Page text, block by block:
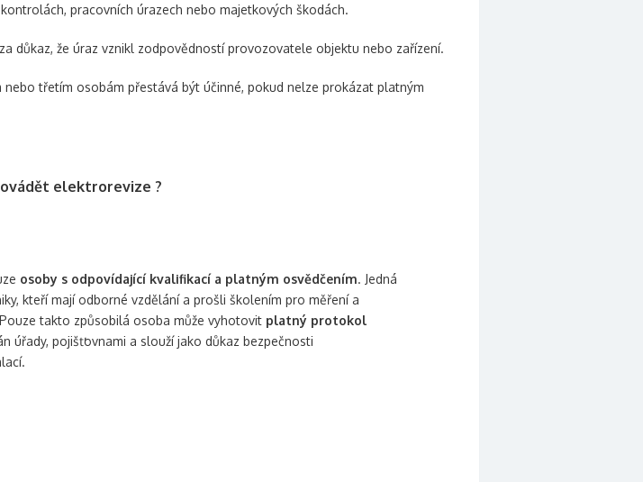
pracovních úrazech nebo majetkových škodách.
důkaz, že úraz vznikl zodpovědností provozovatele objektu nebo zařízení.
třetím osobám přestává být účinné, pokud nelze prokázat platným
elektrorevize ?
osoby s odpovídající kvalifikací a platným osvědčením. Jedná
kteří mají odborné vzdělání a prošli školením pro měření a
takto způsobilá osoba může vyhotovit platný protokol
úřady, pojišťovnami a slouží jako důkaz bezpečnosti